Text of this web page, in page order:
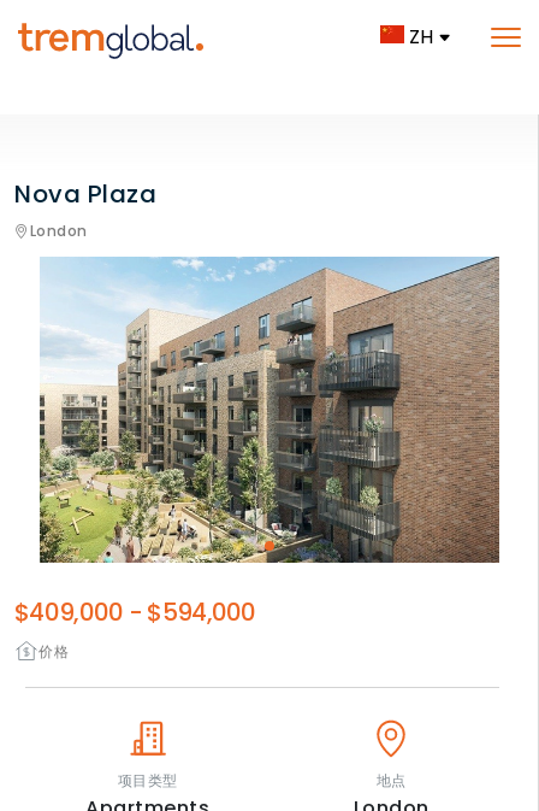
ZH
Nova Plaza
London
价格
$409,000 - $594,000
项目类型 地点